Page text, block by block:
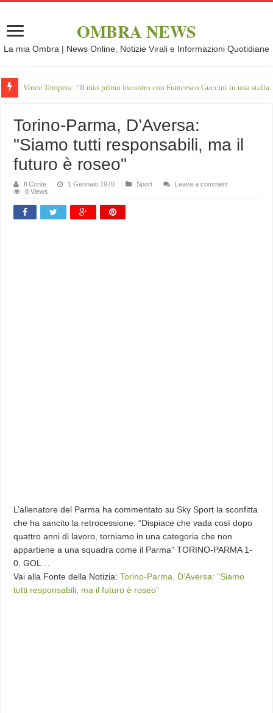
OMBRA NEWS
La mia Ombra | News Online, Notizie Virali e Informazioni Quotidiane
Vince Tempera: “Il mio primo incontro con Francesco Guccini in una
Torino-Parma, D’Aversa:
"Siamo tutti responsabili, ma il
futuro è roseo"
Il Conte 1 Gennaio 1970 Sport
Leave a comment
8 Views
L’allenatore del Parma ha commentato su Sky Sport la sconfitta
che ha sancito la retrocessione: “Dispiace che vada così dopo
quattro anni di lavoro, torniamo in una categoria che non
appartiene a una squadra come il Parma” TORINO-PARMA 1-
0, GOL…
Vai alla Fonte della Notizia:Torino-Parma, D’Aversa: “Siamo
tutti responsabili, ma il futuro è roseo”